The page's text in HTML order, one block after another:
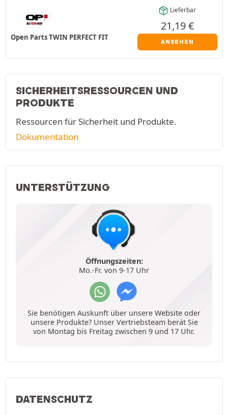
Open Parts TWIN PERFECT FIT
Lieferbar
21,19€
ANSEHEN
SICHERHEITSRESSOURCEN UND
PRODUKTE
Ressourcen für Sicherheit und Produkte.
Dokumentation
UNTERSTÜTZUNG
Öffnungszeiten:
Mo.-Fr. von 9-17 Uhr
Sie benötigen Auskunft über unsere Website oder
unsere Produkte? Unser Vertriebsteam berät Sie
von Montag bis Freitag zwischen 9 und 17 Uhr.
DATENSCHUTZ